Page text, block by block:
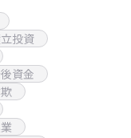
投資
資金